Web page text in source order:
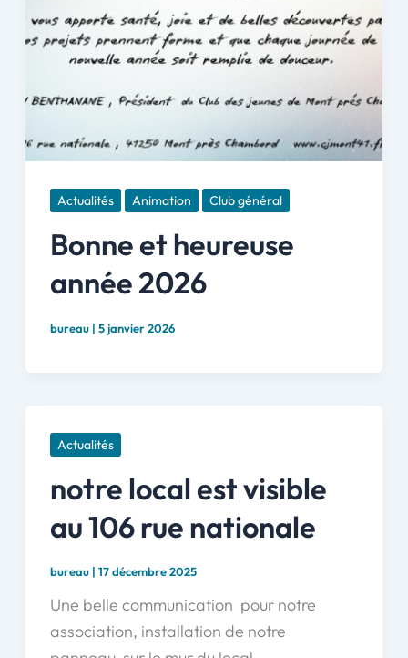
Actualités Animation Club général
Bonne et heureuse
année 2026
bureau | 5 janvier 2026
Actualités
notre local est visible
au 106 rue nationale
bureau | 17 décembre 2025
Une belle communication pour notre
association, installation de notre